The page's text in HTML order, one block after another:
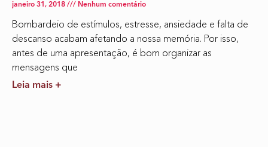
janeiro 31, 2018 Nenhum comentário
Bombardeio de estímulos, estresse, ansiedade e falta de
descanso acabam afetando a nossa memória. Por isso,
antes de uma apresentação, é bom organizar as
mensagens que
Leia mais +